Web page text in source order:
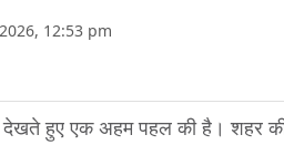
12:53 pm
देखते हुए एक अहम पहल की है। शहर